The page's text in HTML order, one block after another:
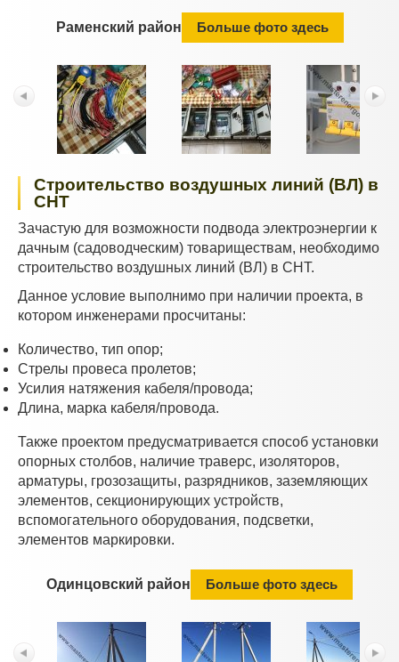
Раменский район Больше фото здесь
Строительство воздушных линий (ВЛ) в
СНТ
Зачастую для возможности подвода электроэнергии к
дачным (садоводческим) товариществам, необходимо
строительство воздушных линий (ВЛ) в СНТ.
Данное условие выполнимо при наличии проекта, в
котором инженерами просчитаны:
Количество, тип опор;
Стрелы провеса пролетов;
Усилия натяжения кабеля/провода;
Длина, марка кабеля/провода.
Также проектом предусматривается способ установки
опорных столбов, наличие траверс, изоляторов,
арматуры, грозозащиты, разрядников, заземляющих
элементов, секционирующих устройств,
вспомогательного оборудования, подсветки,
элементов маркировки.
Одинцовский район Больше фото здесь